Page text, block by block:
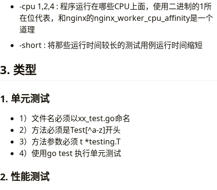
-cpu 1,2,4 : 程序运行在哪些CPU上面，使用二进制的1所
在位代表，和nginx的nginx_worker_cpu_affinity是一个
道理
-short : 将那些运行时间较长的测试用例运行时间缩短
3. 类型
1. 单元测试
1）文件名必须以xx_test.go命名
2）方法必须是Test[^a-z]开头
3）方法参数必须 t *testing.T
4）使用go test 执行单元测试
2. 性能测试